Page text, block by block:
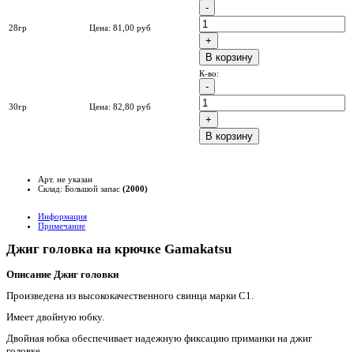
28гр Цена: 81,00 руб
B корзину
30гр Цена: 82,80 руб
К-во:
B корзину
Арт. не указан
Склад: Большой запас (2000)
Информация
Примечание
Джиг головка на крючке Gamakatsu
Описание Джиг головки
Произведена из высококачественного свинца марки С1.
Имеет двойную юбку.
Двойная юбка обеспечивает надежную фиксацию приманки на джиг